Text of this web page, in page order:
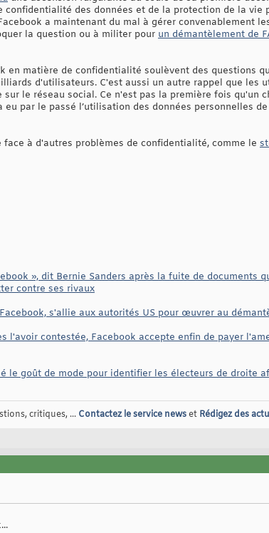
confidentialité des données et de la protection de la
a maintenant du mal à gérer convenablement
la question ou à militer pour un démantèlement de
en matière de confidentialité soulèvent des questions
d'utilisateurs. C'est aussi un autre rappel que les
le réseau social. Ce n'est pas la première fois qu'un
eu par le passé l’utilisation des données personnelles
à d'autres problèmes de confidentialité, comme le
», dit Bernie Sanders après la fuite de documents
contre ses rivaux
s'allie aux autorités US pour œuvrer au
l'avoir contestée, Facebook accepte enfin de payer
le goût de mode pour identifier les électeurs de droite
critiques, ... Contactez le service newset Rédigez des